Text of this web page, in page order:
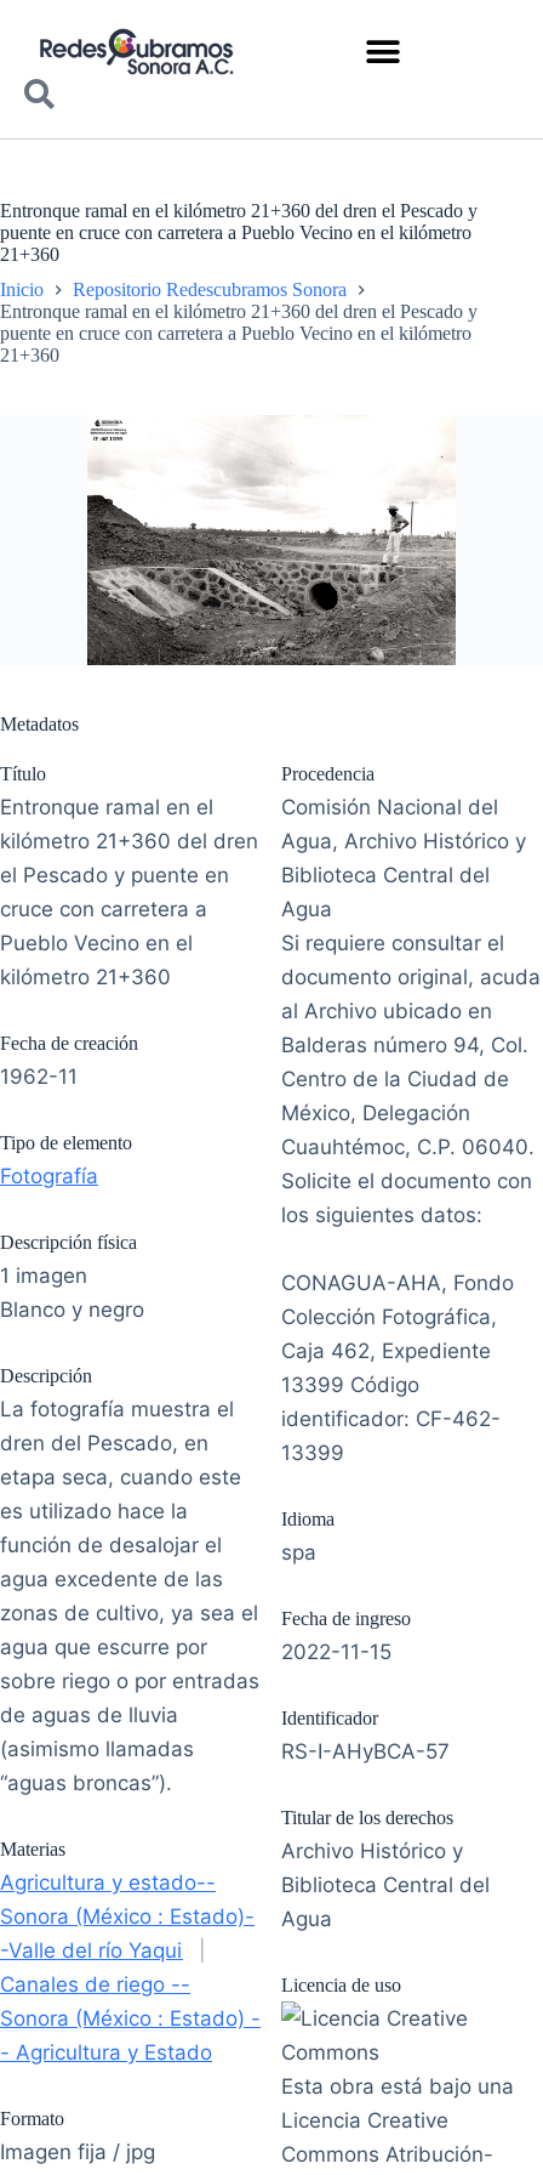
Entronque ramal en el kilómetro 21+360 del dren el Pescado y
puente en cruce con carretera a Pueblo Vecino en el kilómetro
21+360
Inicio
Repositorio Redescubramos Sonora
Entronque ramal en el kilómetro 21+360 del dren el Pescado y
puente en cruce con carretera a Pueblo Vecino en el kilómetro
21+360
Metadatos
Título
Entronque ramal en el
kilómetro 21+360 del dren
el Pescado y puente en
cruce con carretera a
Pueblo Vecino en el
kilómetro 21+360
Fecha de creación
1962-11
Tipo de elemento
Fotografía
Descripción física
1 imagen
Blanco y negro
Descripción
La fotografía muestra el
dren del Pescado, en
etapa seca, cuando este
es utilizado hace la
función de desalojar el
agua excedente de las
zonas de cultivo, ya sea el
agua que escurre por
sobre riego o por entradas
de aguas de lluvia
(asimismo llamadas
“aguas broncas”).
Materias
Agricultura y estado--
Sonora (México : Estado)-
-Valle del río Yaqui
Canales de riego --
Sonora (México : Estado) -
- Agricultura y Estado
Formato
Imagen fija / jpg
Procedencia
Comisión Nacional del
Agua, Archivo Histórico y
Biblioteca Central del
Agua
Si requiere consultar el
documento original, acuda
al Archivo ubicado en
Balderas número 94, Col.
Centro de la Ciudad de
México, Delegación
Cuauhtémoc, C.P. 06040.
Solicite el documento con
los siguientes datos:
CONAGUA-AHA, Fondo
Colección Fotográfica,
Caja 462, Expediente
13399 Código
identificador: CF-462-
13399
Idioma
spa
Fecha de ingreso
2022-11-15
Identificador
RS-I-AHyBCA-57
Titular de los derechos
Archivo Histórico y
Biblioteca Central del
Agua
Licencia de uso
Esta obra está bajo una
Licencia Creative
Commons Atribución-